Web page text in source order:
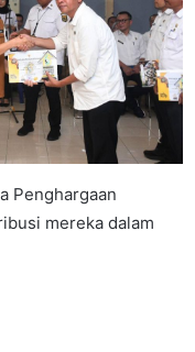
Penghargaan
mereka dalam